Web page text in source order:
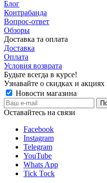
Блог
Контрабанда
Вопрос-ответ
Обзоры
Доставка та оплата
Доставка
Оплата
Условия возврата
Будьте всегда в курсе!
Узнавайте о скидках и
Новости магазина
Оставайтесь на связи
Facebook
Instagram
Telegram
YouTube
Whats App
Tick Tock